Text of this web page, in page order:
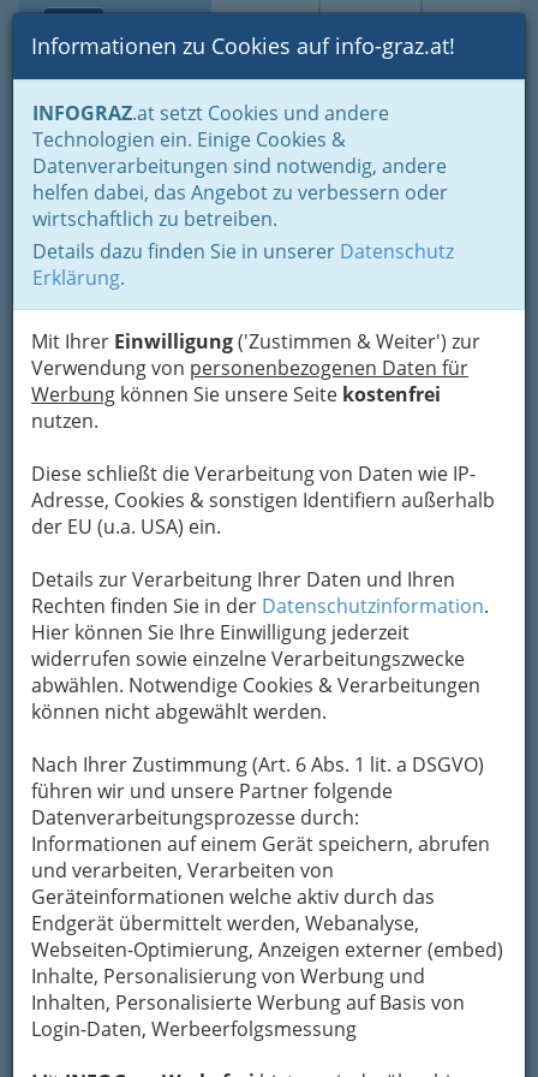
Suche Login Toggle
Informationen zu Cookies auf info-graz.at!
INFOGRAZ.at setzt Cookies und andere
Technologien ein. Einige Cookies &
Datenverarbeitungen sind notwendig, andere
helfen dabei, das Angebot zu verbessern oder
wirtschaftlich zu betreiben.
Details dazu finden Sie in unserer Datenschutz
Erklärung.
Mit Ihrer Einwilligung('Zustimmen & Weiter') zur
Verwendung von personenbezogenen Daten für
Werbung können Sie unsere Seite kostenfrei
nutzen.
Diese schließt die Verarbeitung von Daten wie IP-
Adresse, Cookies & sonstigen Identifiern außerhalb
der EU (u.a. USA) ein.
Details zur Verarbeitung Ihrer Daten und Ihren
Rechten finden Sie in der Datenschutzinformation.
Hier können Sie Ihre Einwilligung jederzeit
widerrufen sowie einzelne Verarbeitungszwecke
abwählen. Notwendige Cookies & Verarbeitungen
können nicht abgewählt werden.
Nach Ihrer Zustimmung (Art. 6 Abs. 1 lit. a DSGVO)
führen wir und unsere Partner folgende
Datenverarbeitungsprozesse durch:
Informationen auf einem Gerät speichern, abrufen
und verarbeiten, Verarbeiten von
Geräteinformationen welche aktiv durch das
Endgerät übermittelt werden, Webanalyse,
Webseiten-Optimierung, Anzeigen externer (embed)
Inhalte, Personalisierung von Werbung und
Inhalten, Personalisierte Werbung auf Basis von
Login-Daten, Werbeerfolgsmessung
Home Branchen
Einkaufen & Schenken - der Handel
Handel in Graz
Dinge des täglichen Lebens
Naturprodukte Graz und Umgebung
Bio Austria, EU-Öko-Verordnung und AMA-Gütesiegel
Bio Austria, EU-Öko-
Verordnung und AMA-
Gütesiegel
Bio Austria
gehören etwa 14.000 Mitglieder und
250 Kooperationsbetriebe an. Rund
100 Mitglieder arbeiten auf Landes-
oder Bundesebene, 14 Mitglieder bilden den
Vorstand. Entstanden ist Bio Austria im Januar
2005 aus demBio Ernte Austria-
Bundesverbandund den zwei vorherigen
DachverbändenArge Biolandbau und ÖIG.
Die Biobauern haben sich in ihrem
Zusammenschluss zufünf Werten bezüglich
•Ökologie,
•Würde der Tiere
• Forschung und Innovation
•faire Preise
•"bio-bäuerliche Lebensmittelkultur"
Das Ziel von Bio-Austria ist nach eigenen
Angaben dienachhaltige Entwicklung der
ökologischen Landwirtschaft